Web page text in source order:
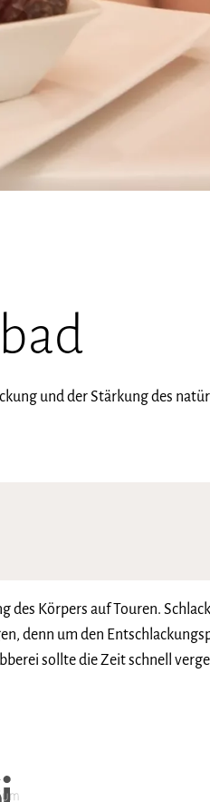
und der Stärkung des
Körpers auf Touren.
denn um den
sollte die Zeit schnell